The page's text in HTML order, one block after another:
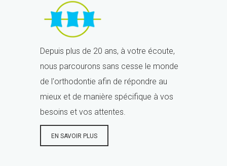
Depuis plus de 20 ans, à votre écoute,
nous parcourons sans cesse le monde
de l'orthodontie afin de répondre au
mieux et de manière spécifique à vos
besoins et vos attentes.
EN SAVOIR PLUS